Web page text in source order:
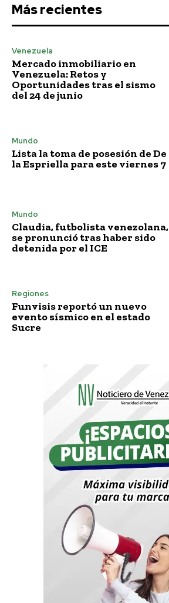
Más recientes
Venezuela
Mercado inmobiliario en
Venezuela: Retos y
Oportunidades tras el sismo
del 24 de junio
Mundo
Lista la toma de posesión de De
la Espriella para este viernes 7
Mundo
Claudia, futbolista venezolana,
se pronunció tras haber sido
detenida por el ICE
Regiones
Funvisis reportó un nuevo
evento sísmico en el estado
Sucre